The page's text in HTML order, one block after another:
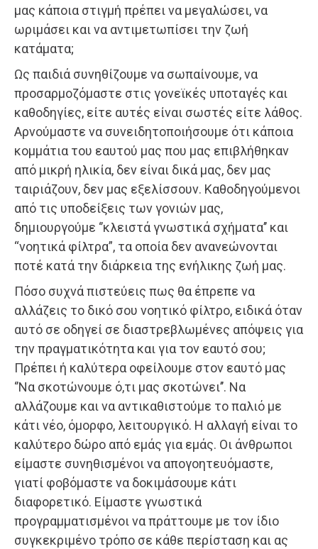
μας κάποια στιγμή πρέπει να μεγαλώσει, να
ωριμάσει και να αντιμετωπίσει την ζωή
κατάματα;
Ως παιδιά συνηθίζουμε να σωπαίνουμε, να
προσαρμοζόμαστε στις γονεϊκές υποταγές και
καθοδηγίες, είτε αυτές είναι σωστές είτε λάθος.
Αρνούμαστε να συνειδητοποιήσουμε ότι κάποια
κομμάτια του εαυτού μας που μας επιβλήθηκαν
από μικρή ηλικία, δεν είναι δικά μας, δεν μας
ταιριάζουν, δεν μας εξελίσσουν. Καθοδηγούμενοι
από τις υποδείξεις των γονιών μας,
δημιουργούμε ‘’κλειστά γνωστικά σχήματα’’ και
“νοητικά φίλτρα”, τα οποία δεν ανανεώνονται
ποτέ κατά την διάρκεια της ενήλικης ζωή μας.
Πόσο συχνά πιστεύεις πως θα έπρεπε να
αλλάζεις το δικό σου νοητικό φίλτρο, ειδικά όταν
αυτό σε οδηγεί σε διαστρεβλωμένες απόψεις για
την πραγματικότητα και για τον εαυτό σου;
Πρέπει ή καλύτερα οφείλουμε στον εαυτό μας
‘’Να σκοτώνουμε ό,τι μας σκοτώνει’’. Να
αλλάζουμε και να αντικαθιστούμε το παλιό με
κάτι νέο, όμορφο, λειτουργικό. Η αλλαγή είναι το
καλύτερο δώρο από εμάς για εμάς. Οι άνθρωποι
είμαστε συνηθισμένοι να απογοητευόμαστε,
γιατί φοβόμαστε να δοκιμάσουμε κάτι
διαφορετικό. Είμαστε γνωστικά
προγραμματισμένοι να πράττουμε με τον ίδιο
συγκεκριμένο τρόπο σε κάθε περίσταση και ας